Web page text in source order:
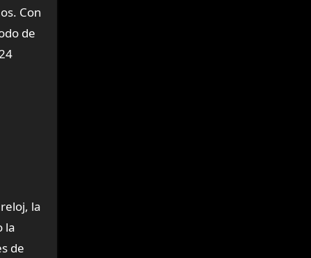
Con
de
la
la
de